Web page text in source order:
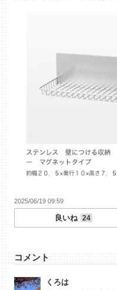
2025/06/19 09:59
良いね 24
コメント
くろは